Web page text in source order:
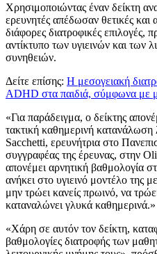
Χρησιμοποιώντας έναν δείκτη
ερευνητές απέδωσαν θετικές και
διάφορες διατροφικές επιλογές,
αντίκτυπο των υγιεινών και των
συνηθειών.
Δείτε επίσης: Η μεσογειακή
ADHD στα παιδιά, σύμφωνα με
«Για παράδειγμα, ο δείκτης
τακτική καθημερινή
Sacchetti, ερευνήτρια στο
συγγραφέας της έρευνας, στην
απονέμει αρνητική βαθμολογία
ανήκει στο υγιεινό μοντέλο της
μην τρώει κανείς πρωινό, να
καταναλώνει γλυκά καθημερινά.»
«Χάρη σε αυτόν τον δείκτη,
βαθμολογίες διατροφής των